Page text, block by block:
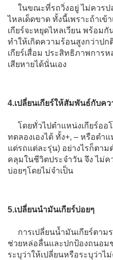
ในขณะที่รถวิ่งอยู่ ไม่ควรป
ไหลเด็ดขาด ทั้งนี้เพราะถ้าเ
เกียร์จะหยุดไหลเวียน พร้อม
ทำให้เกิดความร้อนสูงกว่าป
เกียร์เสื่อม ประสิทธิภาพการ
เสียหายได้นั่นเอง
4.เปลี่ยนเกียร์ให้สัมพันธ์กับคว
โดยทั่วไปตำแหน่งเกียร์อ
ทดลองเองได้ ทั้ง+, – หรือตำ
แต่รถแต่ละรุ่น) อย่างไรก็ตาม
คลุมในชีวิตประจำวัน จึง ไม่ค
บ่อยๆโดยไม่จำเป็น
5.เปลี่ยนนำมันเกียร์บ่อยๆ
การเปลี่ยนน้ำมันเกียร์ตาม
ช่วยหล่อลื่นและปกป้องถนอม
ระบุว่าให้เปลี่ยนหรือระบุว่าไ